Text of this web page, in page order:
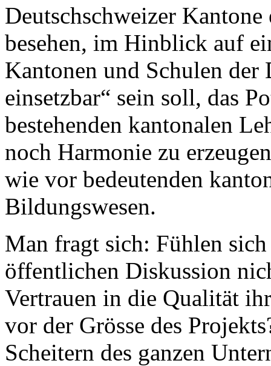
Deutschschweizer
besehen, im Hinblick auf
Kantonen und Schulen der
einsetzbar“ sein soll, das
bestehenden kantonalen
noch Harmonie zu
wie vor bedeutenden
Bildungswesen.
Man fragt sich: Fühlen
öffentlichen Diskussion
Vertrauen in die Qualität
vor der Grösse des
Scheitern des ganzen